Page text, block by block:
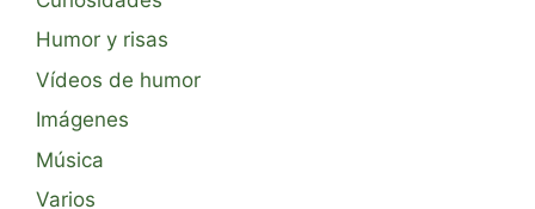
Humor y risas
Vídeos de humor
Imágenes
Música
Varios